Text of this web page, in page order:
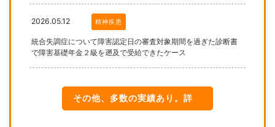
2026.05.12 精神疾患
統合失調症について障害認定日の審査対象期間を過ぎた診断書
で障害基礎年金２級を遡及で受給できたケース
その他、多数の実績あり。詳